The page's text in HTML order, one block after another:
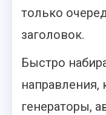
только
заголовок.
Быстро
направления,
генераторы,